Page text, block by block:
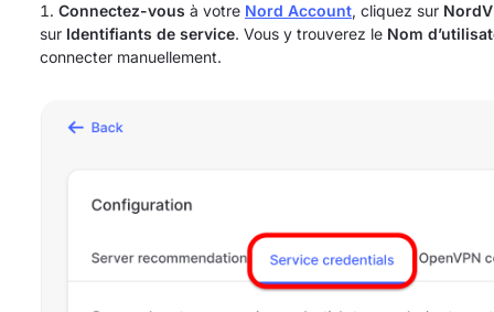
Connectez-vous à votre Nord Account, cliquez sur
sur Identifiants de service. Vous y trouverez le Nom
connecter manuellement.